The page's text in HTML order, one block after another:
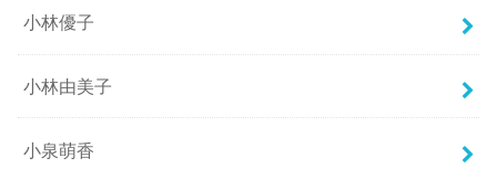
小林優子
小林由美子
小泉萌香